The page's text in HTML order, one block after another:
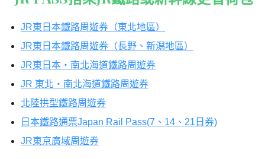
JR東日本鐵路周遊券（東北地區）
JR東日本鐵路周遊券（長野、新潟地區）
JR東日本・南北海道鐵路周遊券
JR 東北・南北海道鐵路周遊券
北陸拱型鐵路周遊券
日本鐵路通票Japan Rail Pass(7、14、21日券)
JR東京廣域周遊券